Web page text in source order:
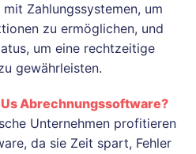
Zahlungssystemen, um
zu ermöglichen, und
um eine rechtzeitige
gewährleisten.
Abrechnungssoftware?
Unternehmen profitieren
da sie Zeit spart, Fehler